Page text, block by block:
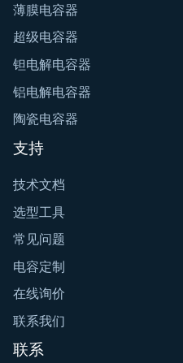
薄膜电容器
超级电容器
钽电解电容器
铝电解电容器
陶瓷电容器
支持
技术文档
选型工具
常见问题
电容定制
在线询价
联系我们
联系